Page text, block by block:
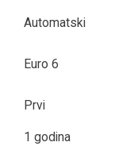
Automatski
Euro 6
Prvi
1 godina